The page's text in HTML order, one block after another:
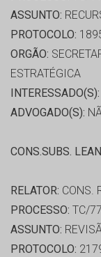
ASSUNTO:
PROTOCOLO:
ORGÃO:
ESTRATÉGICA
INTERESSADO(S):
ADVOGADO(S):
CONS.SUBS.
RELATOR: CONS.
PROCESSO: TC/
ASSUNTO:
PROTOCOLO: